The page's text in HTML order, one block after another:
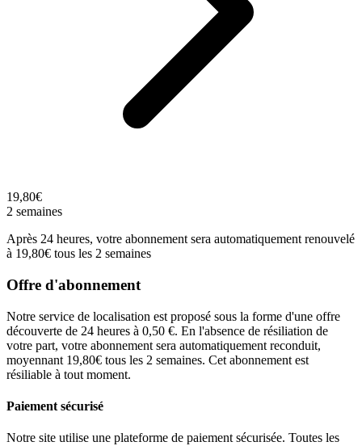
19,80€
2 semaines
Après 24 heures, votre abonnement sera automatiquement renouvelé
à 19,80€ tous les 2 semaines
Offre d'abonnement
Notre service de localisation est proposé sous la forme d'une offre
découverte de 24 heures à 0,50 €. En l'absence de résiliation de
votre part, votre abonnement sera automatiquement reconduit,
moyennant 19,80€ tous les 2 semaines. Cet abonnement est
résiliable à tout moment.
Paiement sécurisé
Notre site utilise une plateforme de paiement sécurisée. Toutes les